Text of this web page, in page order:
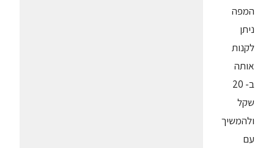
המפה
ניתן
לקנות
אותה
ב- 20
שקל
ולהמשיך
עם